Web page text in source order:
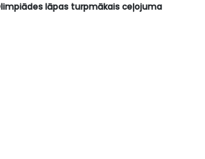
lāpas turpmākais ceļojuma